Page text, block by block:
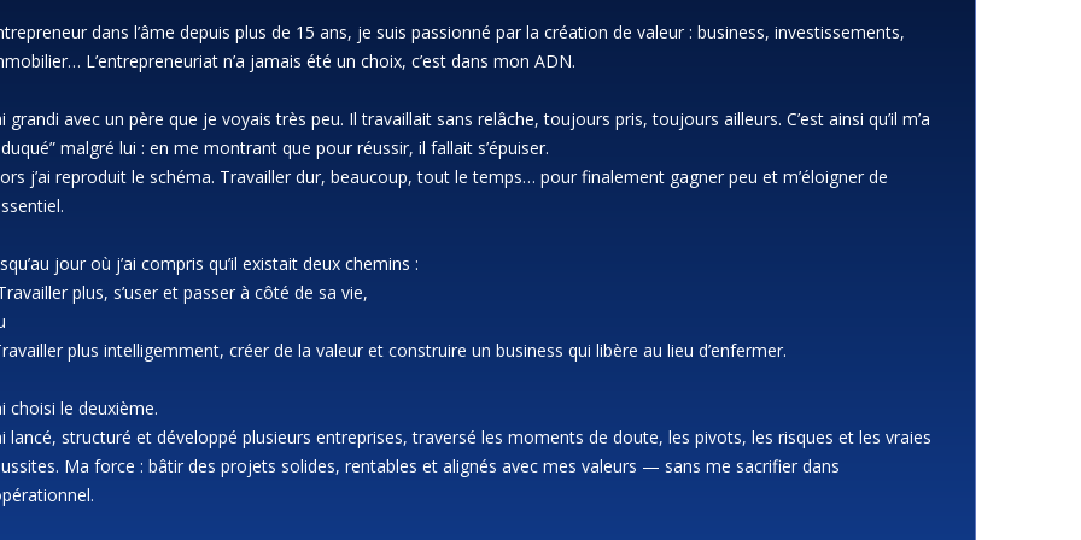
dans l’âme depuis plus de 15 ans, je suis passionné par la création de valeur : business, investissements,
L’entrepreneuriat n’a jamais été un choix, c’est dans mon ADN.
grandi avec un père que je voyais très peu. Il travaillait sans relâche, toujours pris, toujours ailleurs. C’est ainsi qu’il m’a
malgré lui : en me montrant que pour réussir, il fallait s’épuiser.
j’ai reproduit le schéma. Travailler dur, beaucoup, tout le temps… pour finalement gagner peu et m’éloigner de
jour où j’ai compris qu’il existait deux chemins :
plus, s’user et passer à côté de sa vie,
plus intelligemment, créer de la valeur et construire un business qui libère au lieu d’enfermer.
choisi le deuxième.
lancé, structuré et développé plusieurs entreprises, traversé les moments de doute, les pivots, les risques et les vraies
Ma force : bâtir des projets solides, rentables et alignés avec mes valeurs — sans me sacrifier dans